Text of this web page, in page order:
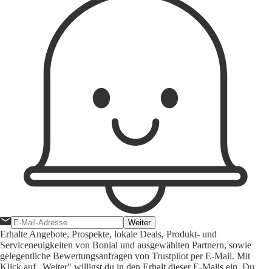
Weiter
Erhalte Angebote, Prospekte, lokale Deals, Produkt- und
Serviceneuigkeiten von Bonial und ausgewählten Partnern, sowie
gelegentliche Bewertungsanfragen von Trustpilot per E-Mail. Mit
Klick auf „Weiter" willigst du in den Erhalt dieser E-Mails ein. Du